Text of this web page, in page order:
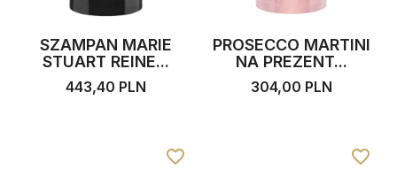
SZAMPAN MARIE
STUART REINE...
443,40 PLN
PROSECCO MARTINI
NA PREZENT...
304,00 PLN
favorite_border favorite_border